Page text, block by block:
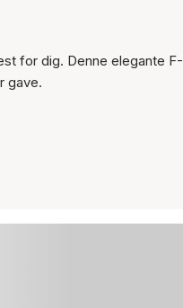
for dig. Denne elegante F-
gave.